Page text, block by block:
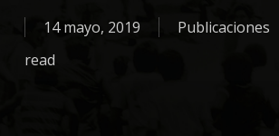
14 mayo, 2019 Publicaciones
read